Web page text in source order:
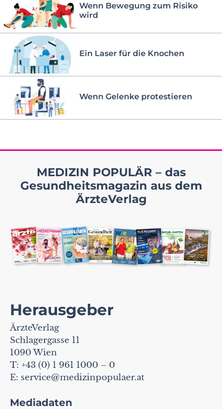
Wenn Bewegung zum Risiko
wird
Ein Laser für die Knochen
Wenn Gelenke protestieren
MEDIZIN POPULÄR – das
Gesundheitsmagazin aus dem
ÄrzteVerlag
Herausgeber
ÄrzteVerlag
Schlagergasse 11
1090 Wien
T: +43 (0) 1 961 1000 – 0
E: service@medizinpopulaer.at
Mediadaten